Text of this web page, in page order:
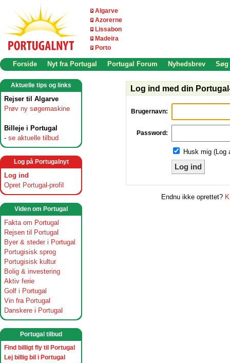
Algarve
Azorerne
Lissabon
Madeira
Porto
Forside Nyt fra Portugal Portugal Forum Nyhedsbrev Søg
Aktuelle tips og links
Rejser til Algarve
Prøv ny søgemaskine
Billeje i Portugal
- se aktuelle tilbud
Log på Portugalnyt
Log ind
Opret Portugal-profil
Viden om Portugal
Fakta om Portugal
Rejsen til Portugal
Byer & steder i Portugal
Portugisisk sprog
Portugisisk kultur
Bolig & investering
Aktiv ferie
Golf i Portugal
Vin fra Portugal
Danskere i Portugal
Portugal tilbud
Find billigt fly til Portugal
Lej billig bil i Portugal
Log ind med din
Brugernavn:
Password:
Husk mig (Log
Log ind
Endnu ikke oprettet?